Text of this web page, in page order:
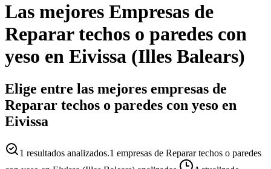
Las mejores Empresas de
Reparar techos o paredes con
yeso en Eivissa (Illes Balears)
Elige entre las mejores empresas de
Reparar techos o paredes con yeso en
Eivissa
1 resultados analizados.1 empresas de Reparar techos o paredes